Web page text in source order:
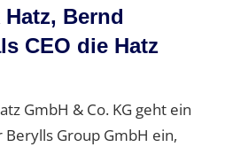
Bernd
CEO die Hatz
GmbH & Co. KG geht ein
Group GmbH ein,